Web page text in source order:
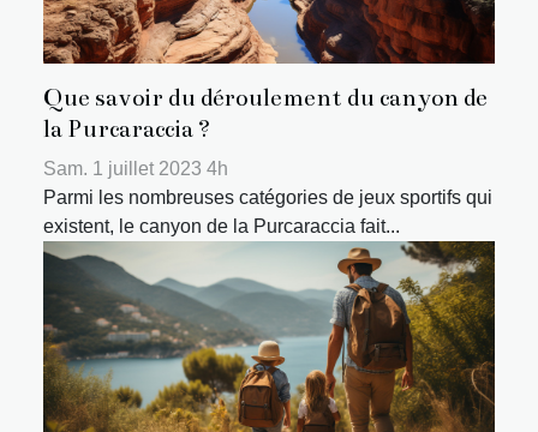
Que savoir du déroulement du canyon de
la Purcaraccia ?
Sam. 1 juillet 2023 4h
Parmi les nombreuses catégories de jeux sportifs qui
existent, le canyon de la Purcaraccia fait...